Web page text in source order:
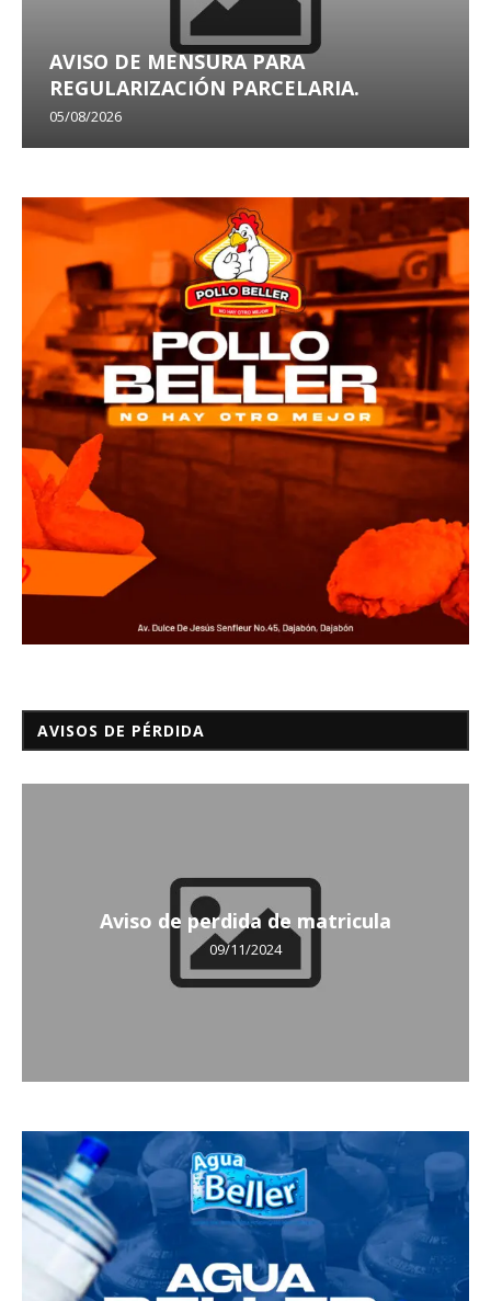
AVISO DE MENSURA PARA
REGULARIZACIÓN PARCELARIA.
05/08/2026
AVISOS DE PÉRDIDA
Aviso de perdida de matricula
09/11/2024